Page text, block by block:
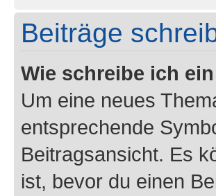
Beiträge
Wie schreibe ich
Um eine neues
entsprechende
Beitragsansicht. Es
ist, bevor du einen